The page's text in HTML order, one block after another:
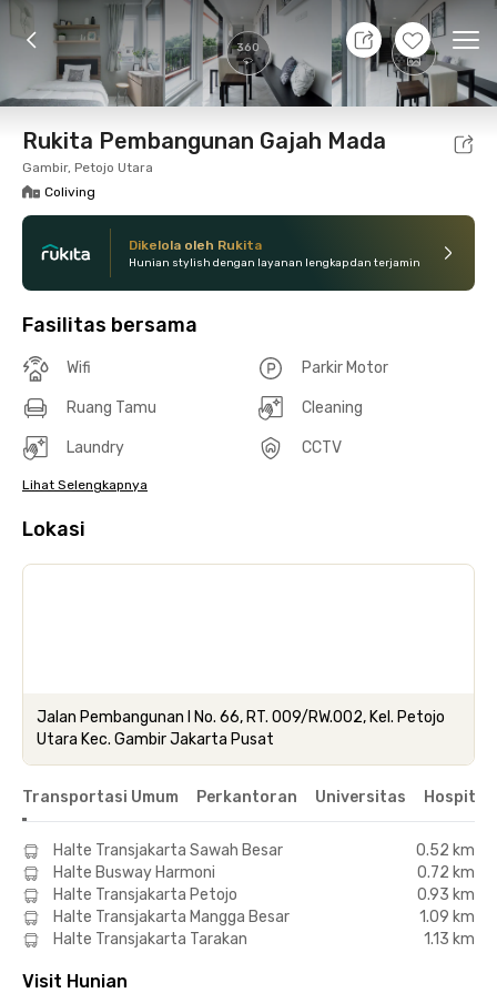
360 +13
8 Agt 26 - Belum tahu
Foto Fasilitas bersama Lokasi Kamar
Rukita Pembangunan Gajah Mada
Gambir, Petojo Utara
Coliving
Dikelola oleh Rukita
Hunian stylish dengan layanan lengkap dan terjamin
Fasilitas bersama
Wifi Parkir Motor
Ruang Tamu Cleaning
Laundry CCTV
Lihat Selengkapnya
Lokasi
Jalan Pembangunan I No. 66, RT. 009/RW.002, Kel. Petojo
Utara Kec. Gambir Jakarta Pusat
Transportasi Umum Perkantoran Universitas Hospital
Halte Transjakarta Sawah Besar
0.52 km
Halte Busway Harmoni
0.72 km
Halte Transjakarta Petojo
0.93 km
Halte Transjakarta Mangga Besar
1.09 km
Halte Transjakarta Tarakan
1.13 km
Visit Hunian